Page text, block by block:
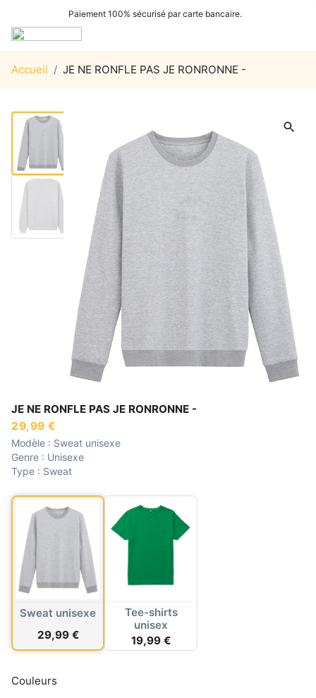
Paiement 100% sécurisé par carte bancaire.
Accueil / JE NE RONFLE PAS JE RONRONNE -
JE NE RONFLE PAS JE RONRONNE -
29,99 €
Modèle : Sweat unisexe
Genre : Unisexe
Type : Sweat
Sweat unisexe
29,99 €
Tee-shirts
unisex
19,99 €
Couleurs